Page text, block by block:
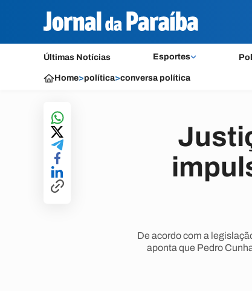
Últimas Notícias Esportes
Home>política>conversa política
De acordo com a
aponta que Pedro